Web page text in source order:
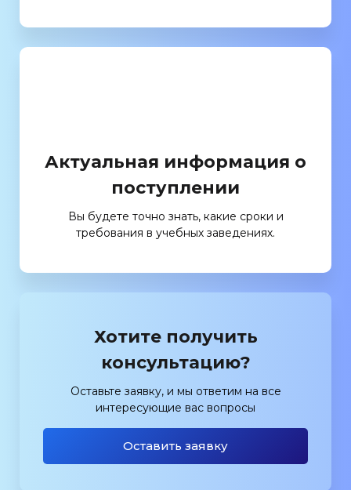
Актуальная информация о
поступлении
Вы будете точно знать, какие сроки и
требования в учебных заведениях.
Хотите получить
консультацию?
Оставьте заявку, и мы ответим на все
интересующие вас вопросы
Оставить заявку